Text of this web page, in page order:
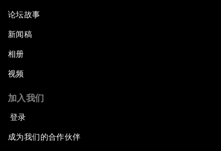
论坛故事
新闻稿
相册
视频
加入我们
登录
成为我们的合作伙伴